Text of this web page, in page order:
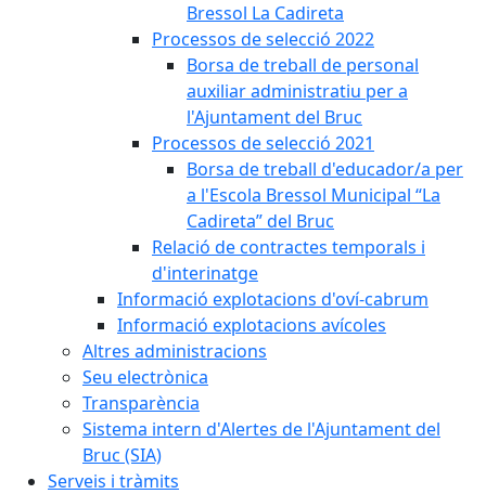
Bressol La Cadireta
Processos de selecció 2022
Borsa de treball de personal
auxiliar administratiu per a
l'Ajuntament del Bruc
Processos de selecció 2021
Borsa de treball d'educador/a per
a l'Escola Bressol Municipal “La
Cadireta” del Bruc
Relació de contractes temporals i
d'interinatge
Informació explotacions d'oví-cabrum
Informació explotacions avícoles
Altres administracions
Seu electrònica
Transparència
Sistema intern d'Alertes de l'Ajuntament del
Bruc (SIA)
Serveis i tràmits